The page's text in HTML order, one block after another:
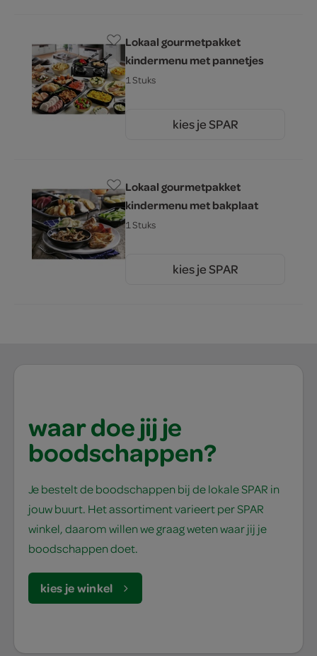
Lokaal gourmetpakket
kindermenu met pannetjes
1 Stuks
kies je SPAR
Lokaal gourmetpakket
kindermenu met bakplaat
1 Stuks
kies je SPAR
waar doe jij je
boodschappen?
Je bestelt de boodschappen bij de lokale SPAR in
jouw buurt. Het assortiment varieert per SPAR
winkel, daarom willen we graag weten waar jij je
boodschappen doet.
kies je winkel